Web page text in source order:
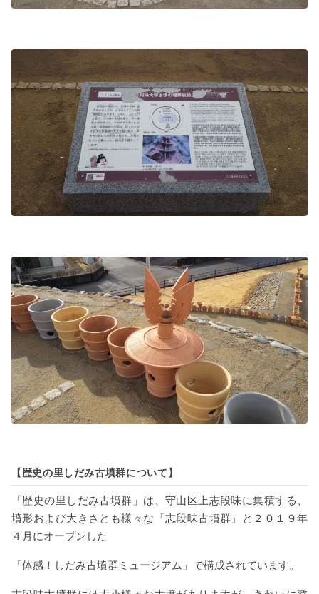
【歴史の里しだみ古墳群について】
「歴史の里しだみ古墳群」は、守山区上志段味に集積する、
墳形および大きさとも様々な「志段味古墳群」と２０１９年
４月にオープンした
「体感！しだみ古墳群ミュージアム」で構成されています。